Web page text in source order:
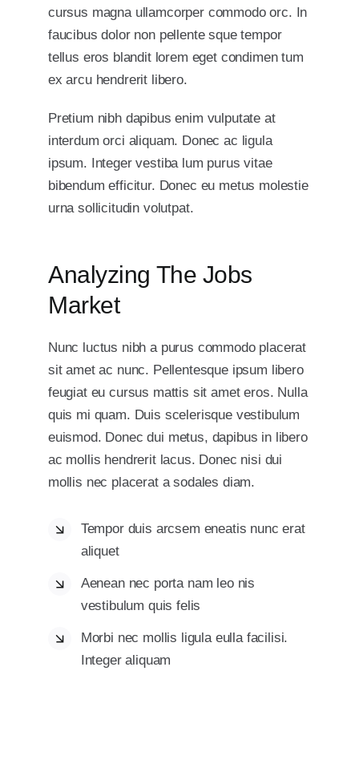
cursus magna ullamcorper commodo orc. In
faucibus dolor non pellente sque tempor
tellus eros blandit lorem eget condimen tum
ex arcu hendrerit libero.
Pretium nibh dapibus enim vulputate at
interdum orci aliquam. Donec ac ligula
ipsum. Integer vestiba lum purus vitae
bibendum efficitur. Donec eu metus molestie
urna sollicitudin volutpat.
Analyzing The Jobs
Market
Nunc luctus nibh a purus commodo placerat
sit amet ac nunc. Pellentesque ipsum libero
feugiat eu cursus mattis sit amet eros. Nulla
quis mi quam. Duis scelerisque vestibulum
euismod. Donec dui metus, dapibus in libero
ac mollis hendrerit lacus. Donec nisi dui
mollis nec placerat a sodales diam.
Tempor duis arcsem eneatis nunc erat
aliquet
Aenean nec porta nam leo nis
vestibulum quis felis
Morbi nec mollis ligula eulla facilisi.
Integer aliquam